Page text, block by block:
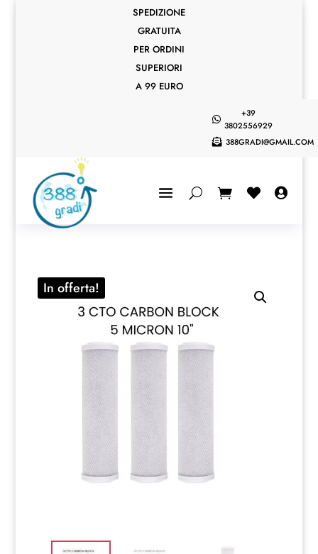
SPEDIZIONE
GRATUITA
PER ORDINI
SUPERIORI
A 99 EURO

+39
3802556929
 388GRADI@GMAIL.COM
 
In offerta!